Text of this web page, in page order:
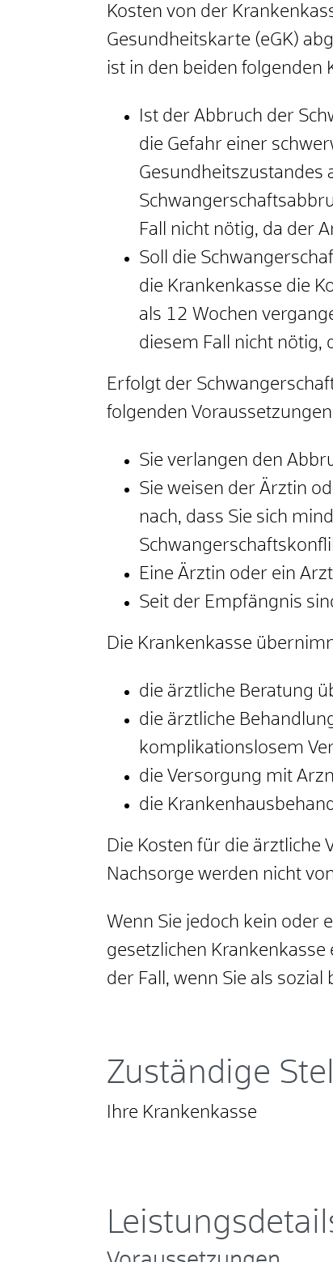
Kosten von der
Gesundheitskarte (eGK)
ist in den beiden folgenden
Ist der Abbruch der
die Gefahr einer
Gesundheitszustandes
Fall nicht nötig, da der
Soll die
die Krankenkasse die
als 12 Wochen
diesem Fall nicht nötig,
Erfolgt der
folgenden
Sie verlangen den
Sie weisen der Ärztin
nach, dass Sie sich
Eine Ärztin oder ein
Seit der Empfängnis
Die Krankenkasse
die ärztliche Beratung
die ärztliche
komplikationslosem
die Versorgung mit
die
Die Kosten für die ärztliche
Nachsorge werden nicht
Wenn Sie jedoch kein oder
gesetzlichen
der Fall, wenn Sie als
Zuständige
Ihre Krankenkasse